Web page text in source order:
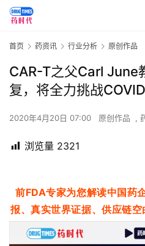
首页 药资讯 行业分析 原创作品
CAR-T之父Carl June
复，将全力挑战
2020年4月20日 07:00 原创作品 ,
浏览量 2321
前FDA专家为您解读中国药
报、真实世界证据、供应链空